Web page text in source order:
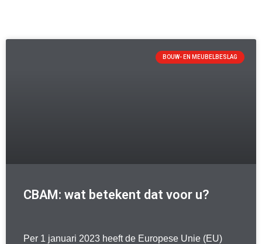
BOUW- EN MEUBELBESLAG
CBAM: wat betekent dat voor u?
Per 1 januari 2023 heeft de Europese Unie (EU)